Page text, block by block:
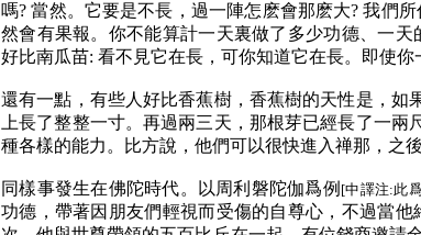
嗎? 當然。它要是不長，過一陣怎麽會那麽大? 我們
然會有果報。你不能算計一天裏做了多少功德、一天
好比南瓜苗: 看不見它在長，可你知道它在長。即使
還有一點，有些人好比香蕉樹，香蕉樹的天性是，
上長了整整一寸。再過兩三天，那根芽已經長了一
種各樣的能力。比方說，他們可以很快進入禅那，之
同樣事發生在佛陀時代。以周利磐陀伽爲例 [中譯注:此
功德，帶著因朋友們輕視而受傷的自尊心，不過當